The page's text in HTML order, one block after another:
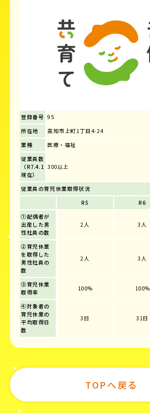
登録番号 95
所在地
高知市上町1丁目4-24
業種
医療・福祉
従業員数
（R7.4.1
現在）
300以上
従業員の育児休業取得状況
R5
R6
①配偶者が
出産した男
性社員の数
2人 3人
②育児休業
を取得した
男性社員の
数
2人 3人
③育児休業
取得率
100% 100%
④対象者の
育児休業の
平均取得日
数
3日 31日
TOPへ戻る